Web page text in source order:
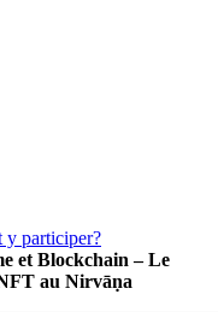
et Blockchain – Le
au Nirvāṇa